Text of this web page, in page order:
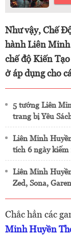
Như vậy, Chế
hành Liên
chế độ Kiến
ở áp dụng cho
5 tướng Liên
trang bị Yêu
Liên Minh
tích 6 ngày kiếm
Liên Minh
Zed, Sona,
Chắc hẳn các
Minh Huyền